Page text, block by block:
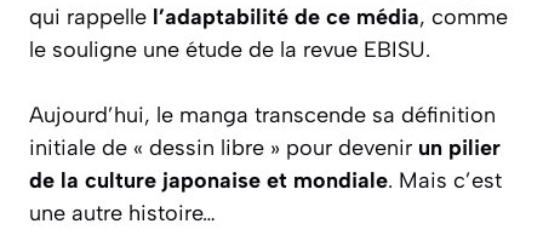
qui rappelle l’adaptabilité de ce média, comme
le souligne une étude de la revue EBISU.
Aujourd’hui, le manga transcende sa définition
initiale de « dessin libre » pour devenir un pilier
de la culture japonaise et mondiale. Mais c’est
une autre histoire…